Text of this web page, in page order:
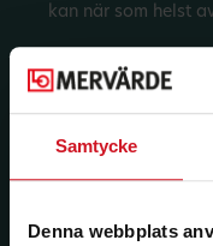
Samtycke
Denna webbplats
kan när som helst